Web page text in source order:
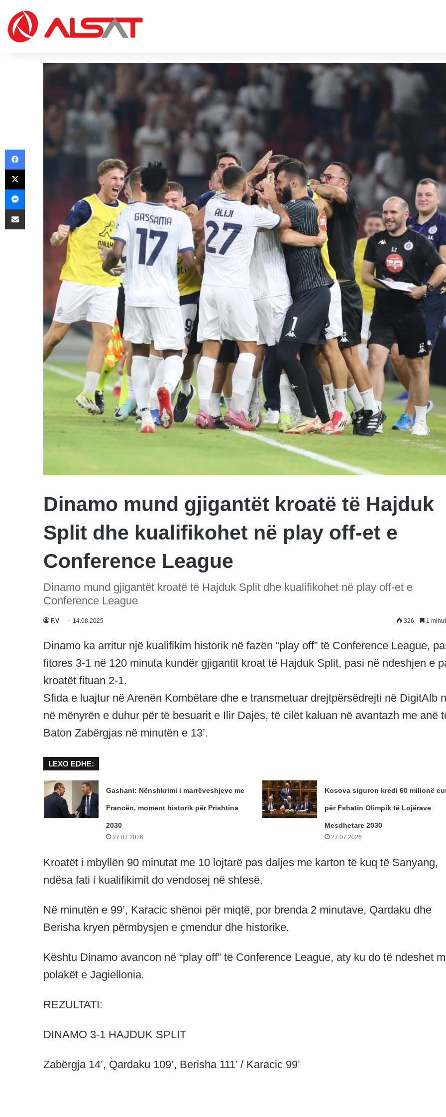
Dinamo mund gjigantët kroatë të Hajduk
Split dhe kualifikohet në play off-et e
Conference League
Dinamo mund gjigantët kroatë të Hajduk Split dhe kualifikohet në play off-et e
Conference League
F.V 14.08.2025 326 1
Dinamo ka arritur një kualifikim historik në fazën “play off” të Conference League,
fitores 3-1 në 120 minuta kundër gjigantit kroat të Hajduk Split, pasi në ndeshjen e
kroatët fituan 2-1.
Sfida e luajtur në Arenën Kombëtare dhe e transmetuar drejtpërsëdrejti në DigitAlb
në mënyrën e duhur për të besuarit e Ilir Dajës, të cilët kaluan në avantazh me anë
Baton Zabërgjas në minutën e 13’.
LEXO EDHE:
Gashani: Nënshkrimi i marrëveshjeve me
Francën, moment historik për Prishtina
2030
27.07.2026
Kosova siguron kredi 60 milionë
për Fshatin Olimpik të Lojërave
Mesdhetare 2030
27.07.2026
Kroatët i mbyllën 90 minutat me 10 lojtarë pas daljes me karton të kuq të Sanyang,
ndësa fati i kualifikimit do vendosej në shtesë.
Në minutën e 99’, Karacic shënoi për miqtë, por brenda 2 minutave, Qardaku dhe
Berisha kryen përmbysjen e çmendur dhe historike.
Kështu Dinamo avancon në “play off” të Conference League, aty ku do të ndeshet
polakët e Jagiellonia.
REZULTATI:
DINAMO 3-1 HAJDUK SPLIT
Zabërgja 14’, Qardaku 109’, Berisha 111’ / Karacic 99’
Facebook
X
Messenger
Share via Email